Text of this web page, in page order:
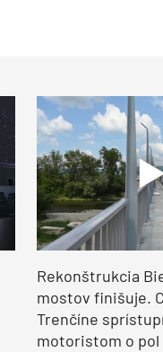
Rekonštrukcia
mostov finišuje.
Trenčíne
motoristom o pol